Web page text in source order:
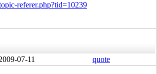
referer.php?tid=10239
07-11 quote